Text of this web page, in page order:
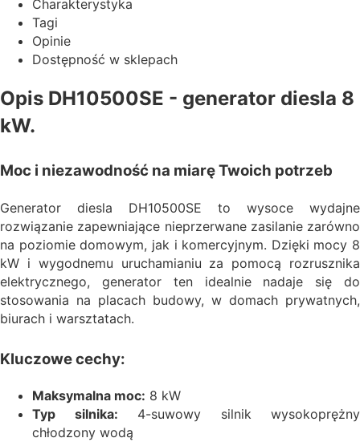
Charakterystyka
Tagi
Opinie
Dostępność w sklepach
Opis DH10500SE - generator diesla 8
kW.
Moc i niezawodność na miarę Twoich potrzeb
Generator diesla DH10500SE to wysoce wydajne
rozwiązanie zapewniające nieprzerwane zasilanie zarówno
na poziomie domowym, jak i komercyjnym. Dzięki mocy 8
kW i wygodnemu uruchamianiu za pomocą rozrusznika
elektrycznego, generator ten idealnie nadaje się do
stosowania na placach budowy, w domach prywatnych,
biurach i warsztatach.
Kluczowe cechy:
Maksymalna moc: 8 kW
Typ silnika: 4-suwowy silnik wysokoprężny
chłodzony wodą